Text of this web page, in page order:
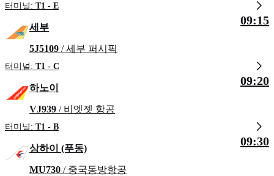
터미널: T1 - E
세부
5J5109 / 세부 퍼시픽
터미널: T1 - C
09:15
하노이
VJ939 / 비엣젯 항공
터미널: T1 - B
09:20
상하이 (푸동)
MU730 / 중국동방항공
09:30